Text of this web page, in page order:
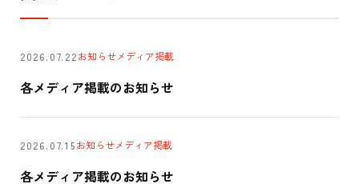
2026.07.22お知らせメディア掲載
各メディア掲載のお知らせ
2026.07.15お知らせメディア掲載
各メディア掲載のお知らせ